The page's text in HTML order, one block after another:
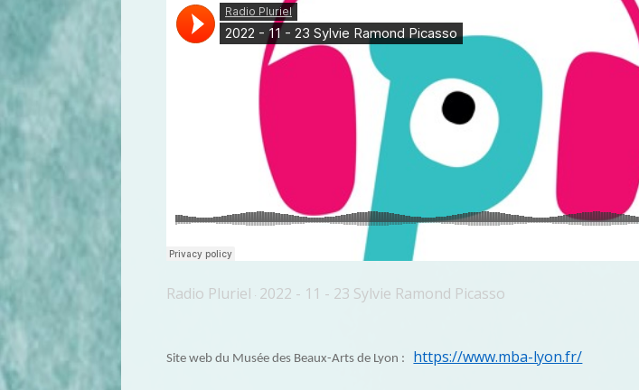
Radio Pluriel · 2022 - 11 - 23 Sylvie Ramond Picasso
Site web du Musée des Beaux-Arts de Lyon : https://www.mba-lyon.fr/